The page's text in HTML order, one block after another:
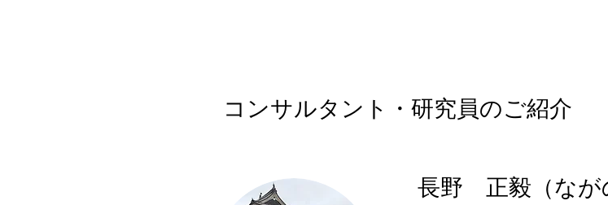
コンサルタント・研究員のご紹介
長野 正毅（なが